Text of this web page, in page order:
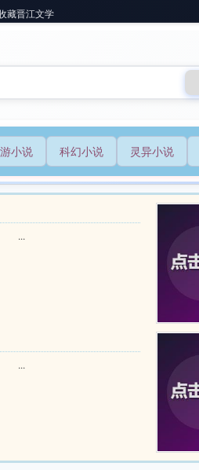
藏晋江文学
小说 科幻小说 灵异小说
...
...